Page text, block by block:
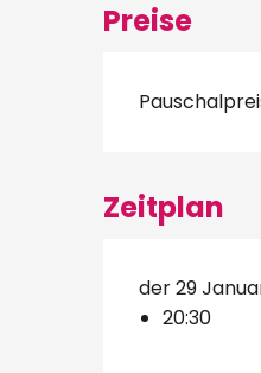
Preise
Zeitplan
der 29
20:30